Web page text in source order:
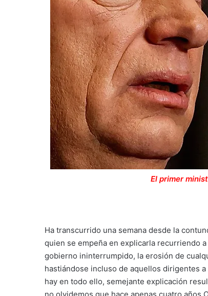
El primer
Ha transcurrido una semana desde la
quien se empeña en explicarla recurriendo
gobierno ininterrumpido, la erosión de
hastiándose incluso de aquellos dirigentes
hay en todo ello, semejante explicación